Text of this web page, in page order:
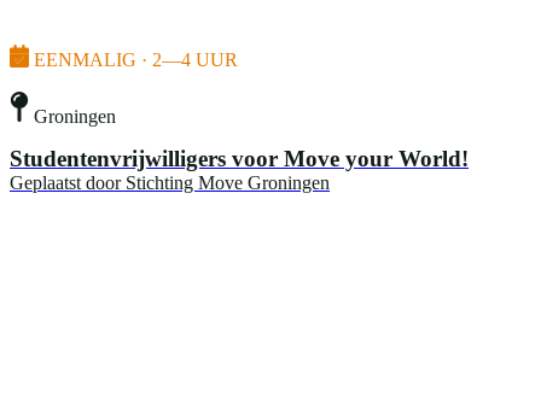
EENMALIG · 2—4 UUR
Groningen
Studentenvrijwilligers voor Move your World!
Geplaatst door Stichting Move Groningen